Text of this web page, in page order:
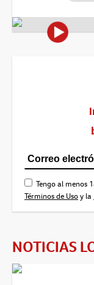
Tengo al menos
Términos de Usoy la
NOTICIAS